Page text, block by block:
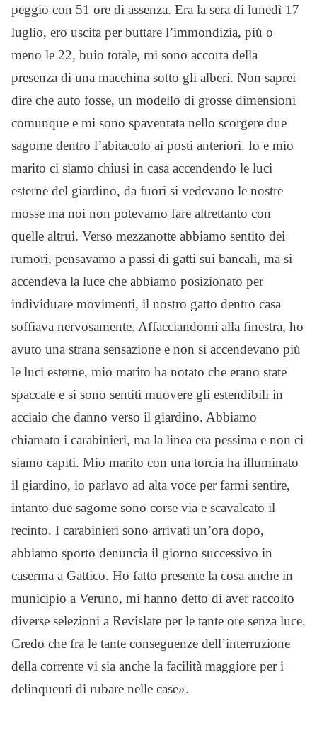
peggio con 51 ore di assenza. Era la sera di lunedì 17
luglio, ero uscita per buttare l’immondizia, più o
meno le 22, buio totale, mi sono accorta della
presenza di una macchina sotto gli alberi. Non saprei
dire che auto fosse, un modello di grosse dimensioni
comunque e mi sono spaventata nello scorgere due
sagome dentro l’abitacolo ai posti anteriori. Io e mio
marito ci siamo chiusi in casa accendendo le luci
esterne del giardino, da fuori si vedevano le nostre
mosse ma noi non potevamo fare altrettanto con
quelle altrui. Verso mezzanotte abbiamo sentito dei
rumori, pensavamo a passi di gatti sui bancali, ma si
accendeva la luce che abbiamo posizionato per
individuare movimenti, il nostro gatto dentro casa
soffiava nervosamente. Affacciandomi alla finestra, ho
avuto una strana sensazione e non si accendevano più
le luci esterne, mio marito ha notato che erano state
spaccate e si sono sentiti muovere gli estendibili in
acciaio che danno verso il giardino. Abbiamo
chiamato i carabinieri, ma la linea era pessima e non ci
siamo capiti. Mio marito con una torcia ha illuminato
il giardino, io parlavo ad alta voce per farmi sentire,
intanto due sagome sono corse via e scavalcato il
recinto. I carabinieri sono arrivati un’ora dopo,
abbiamo sporto denuncia il giorno successivo in
caserma a Gattico. Ho fatto presente la cosa anche in
municipio a Veruno, mi hanno detto di aver raccolto
diverse selezioni a Revislate per le tante ore senza luce.
Credo che fra le tante conseguenze dell’interruzione
della corrente vi sia anche la facilità maggiore per i
delinquenti di rubare nelle case».